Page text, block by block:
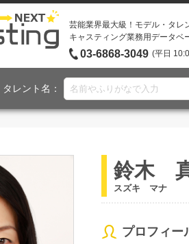
芸能業界最大級！モデル・タレ
キャスティング業務用データベ
03-6868-3049 (平日
タレント名：
鈴木
スズキ マナ
プロフィー